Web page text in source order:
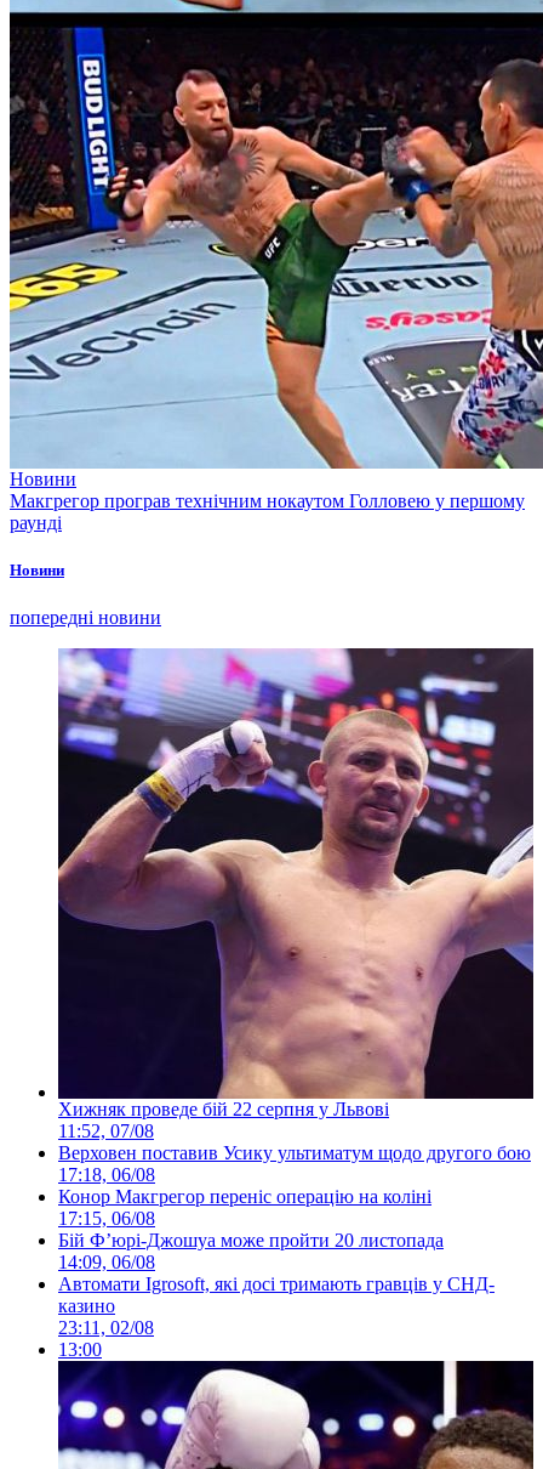
Новини
Макгрегор програв технічним нокаутом Голловею у першому
раунді
Новини
попередні новини
Хижняк проведе бій 22 серпня у Львові
11:52, 07/08
Верховен поставив Усику ультиматум щодо другого бою
17:18, 06/08
Конор Макгрегор переніс операцію на коліні
17:15, 06/08
Бій Ф’юрі-Джошуа може пройти 20 листопада
14:09, 06/08
Автомати Igrosoft, які досі тримають гравців у СНД-
казино
23:11, 02/08
13:00